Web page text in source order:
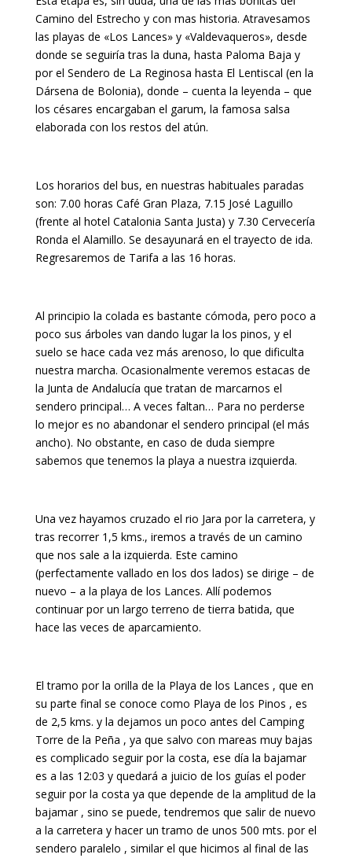
Camino del Estrecho y con mas historia. Atravesamos
las playas de «Los Lances» y «Valdevaqueros», desde
donde se seguiría tras la duna, hasta Paloma Baja y
por el Sendero de La Reginosa hasta El Lentiscal (en la
Dársena de Bolonia), donde – cuenta la leyenda – que
los césares encargaban el garum, la famosa salsa
elaborada con los restos del atún.
Los horarios del bus, en nuestras habituales paradas
son: 7.00 horas Café Gran Plaza, 7.15 José Laguillo
(frente al hotel Catalonia Santa Justa) y 7.30 Cervecería
Ronda el Alamillo. Se desayunará en el trayecto de ida.
Regresaremos de Tarifa a las 16 horas.
Al principio la colada es bastante cómoda, pero poco a
poco sus árboles van dando lugar la los pinos, y el
suelo se hace cada vez más arenoso, lo que dificulta
nuestra marcha. Ocasionalmente veremos estacas de
la Junta de Andalucía que tratan de marcarnos el
sendero principal… A veces faltan… Para no perderse
lo mejor es no abandonar el sendero principal (el más
ancho). No obstante, en caso de duda siempre
sabemos que tenemos la playa a nuestra izquierda.
Una vez hayamos cruzado el rio Jara por la carretera, y
tras recorrer 1,5 kms., iremos a través de un camino
que nos sale a la izquierda. Este camino
(perfectamente vallado en los dos lados) se dirige – de
nuevo – a la playa de los Lances. Allí podemos
continuar por un largo terreno de tierra batida, que
hace las veces de aparcamiento.
El tramo por la orilla de la Playa de los Lances , que en
su parte final se conoce como Playa de los Pinos , es
de 2,5 kms. y la dejamos un poco antes del Camping
Torre de la Peña , ya que salvo con mareas muy bajas
es complicado seguir por la costa, ese día la bajamar
es a las 12:03 y quedará a juicio de los guías el poder
seguir por la costa ya que depende de la amplitud de la
bajamar , sino se puede, tendremos que salir de nuevo
a la carretera y hacer un tramo de unos 500 mts. por el
sendero paralelo , similar el que hicimos al final de las